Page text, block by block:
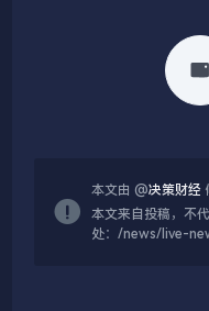
本文由 @决策财经
本文来自投稿，不
处：/news/live-